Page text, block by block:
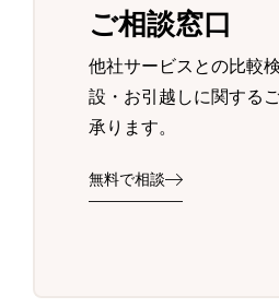
ご相談窓口
他社サービスとの比較
設・お引越しに関する
承ります。
無料で相談